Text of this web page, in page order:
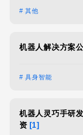
# 其他
机器人解决方案
# 具身智能
机器人灵巧手研
资 [1]